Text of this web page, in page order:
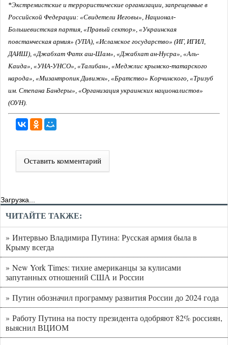
*Экстремистские и террористические организации, запрещенные в
Российской Федерации: «Свидетели Иеговы», Национал-
Большевистская партия, «Правый сектор», «Украинская
повстанческая армия» (УПА), «Исламское государство» (ИГ, ИГИЛ,
ДАИШ), «Джабхат Фатх аш-Шам», «Джабхат ан-Нусра», «Аль-
Каида», «УНА-УНСО», «Талибан», «Меджлис крымско-татарского
народа», «Мизантропик Дивижн», «Братство» Корчинского, «Тризуб
им. Степана Бандеры», «Организация украинских националистов»
(ОУН).
Оставить комментарий
Загрузка...
ЧИТАЙТЕ ТАКЖЕ:
» Интервью Владимира Путина: Русская армия была в
Крыму всегда
» New York Times: тихие американцы за кулисами
запутанных отношений США и России
» Путин обозначил программу развития России до 2024 года
» Работу Путина на посту президента одобряют 82% россиян,
выяснил ВЦИОМ